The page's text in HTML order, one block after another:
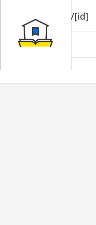
book/rent/[id]